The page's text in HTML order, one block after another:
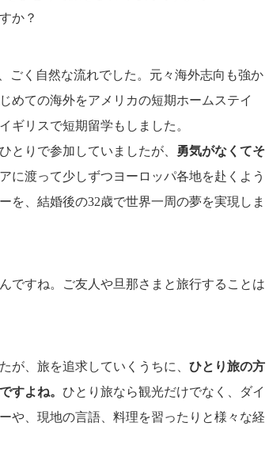
か？
ごく自然な流れでした。元々海外志向も強か
めての海外をアメリカの短期ホームステイ
ギリスで短期留学もしました。
とりで参加していましたが、
勇気がなくてそ
に渡って少しずつヨーロッパ各地を赴くよう
を、結婚後の32歳で世界一周の夢を実現しま
すね。ご友人や旦那さまと旅行することは
、旅を追求していくうちに、 ひとり旅の方
すよね。 ひとり旅なら観光だけでなく、ダイ
や、現地の言語、料理を習ったりと様々な経